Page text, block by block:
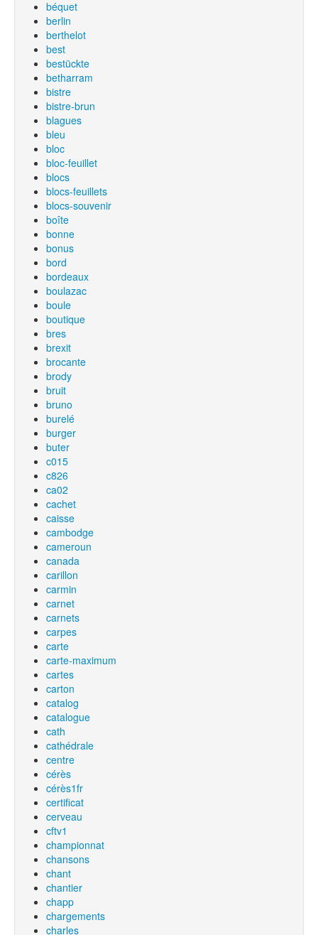
béquet
berlin
berthelot
best
bestückte
betharram
bistre
bistre-brun
blagues
bleu
bloc
bloc-feuillet
blocs
blocs-feuillets
blocs-souvenir
boîte
bonne
bonus
bord
bordeaux
boulazac
boule
boutique
bres
brexit
brocante
brody
bruit
bruno
burelé
burger
buter
c015
c826
ca02
cachet
caisse
cambodge
cameroun
canada
carillon
carmin
carnet
carnets
carpes
carte
carte-maximum
cartes
carton
catalog
catalogue
cath
cathédrale
centre
cérès
cérès1fr
certificat
cerveau
cftv1
championnat
chansons
chant
chantier
chapp
chargements
charles